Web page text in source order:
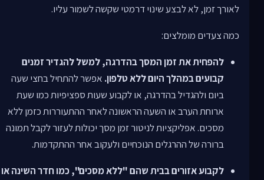
לאורך זמן, לא לבצע שינוי דרמטי שקשה לשמור עליו.
כמה צעדים מומלצים:
להפחית את זמן המסך בהדרגה, למשל להגדיר זמנים
קבועים במהלך היום ללא טלפון. אפשר להתחיל בחצי שעה
ביום ולהגדיל בהדרגה, או לקבוע שעות ספציפיות כמו שעת
ארוחת הערב או השעה הראשונה לאחר ההתעוררות כזמן ללא
מסכים. אפליקציות לניטור זמן מסך יכולות לעזור לקבל תמונה
ברורה של ההרגלים הנוכחיים ולעקוב אחר ההתקדמות.
לקבוע אזורים בבית שהם "ללא מסכים", כמו חדר השינה או